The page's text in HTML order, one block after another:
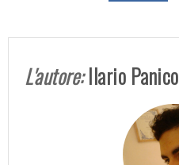
L'autore:Ilario Panico